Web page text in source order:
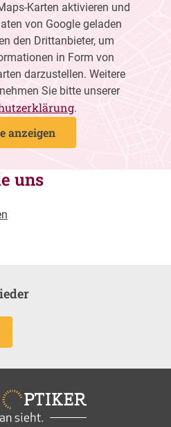
Karten aktivieren und
von Google geladen
den Drittanbieter, um
in Form von
darzustellen. Weitere
Sie bitte unserer
.
anzeigen
uns